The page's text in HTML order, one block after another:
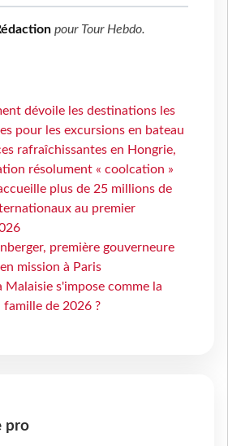
pour Tour Hebdo.
dévoile les destinations les
pour les excursions en bateau
rafraîchissantes en Hongrie,
résolument « coolcation »
plus de 25 millions de
au premier
première gouverneure
mission à Paris
Malaisie s'impose comme la
de 2026 ?
pro